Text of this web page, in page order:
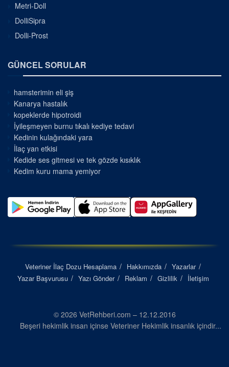
Metri-Doll
DolliSipra
Dolli-Prost
GÜNCEL SORULAR
hamsterimin eli şiş
Kanarya hastalık
kopeklerde hipotroidi
İyileşmeyen burnu tıkalı kediye tedavi
Kedinin kulağındaki yara
İlaç yan etkisi
Kedide ses gitmesi ve tek gözde kısıklık
Kedim kuru mama yemiyor
Veteriner İlaç Dozu Hesaplama Hakkımızda
Yazarlar
Yazar Başvurusu
Yazı Gönder Reklam Gizlilik İletişim
© 2026 VetRehberi.com – 12.12.2016
Beşeri hekimlik insan içinse Veteriner Hekimlik insanlık içindir...